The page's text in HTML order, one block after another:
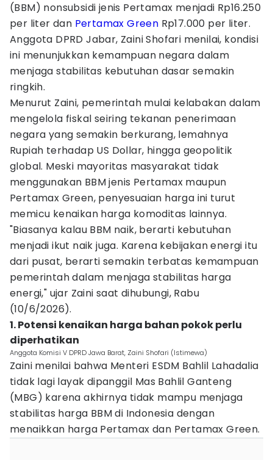
(BBM) nonsubsidi jenis Pertamax menjadi Rp16.250
per liter dan Pertamax Green Rp17.000 per liter.
Anggota DPRD Jabar, Zaini Shofari menilai, kondisi
ini menunjukkan kemampuan negara dalam
menjaga stabilitas kebutuhan dasar semakin
ringkih.
Menurut Zaini, pemerintah mulai kelabakan dalam
mengelola fiskal seiring tekanan penerimaan
negara yang semakin berkurang, lemahnya
Rupiah terhadap US Dollar, hingga geopolitik
global. Meski mayoritas masyarakat tidak
menggunakan BBM jenis Pertamax maupun
Pertamax Green, penyesuaian harga ini turut
memicu kenaikan harga komoditas lainnya.
"Biasanya kalau BBM naik, berarti kebutuhan
menjadi ikut naik juga. Karena kebijakan energi itu
dari pusat, berarti semakin terbatas kemampuan
pemerintah dalam menjaga stabilitas harga
energi," ujar Zaini saat dihubungi, Rabu
(10/6/2026).
1. Potensi kenaikan harga bahan pokok perlu
diperhatikan
Anggota Komisi V DPRD Jawa Barat, Zaini Shofari (Istimewa)
Zaini menilai bahwa Menteri ESDM Bahlil Lahadalia
tidak lagi layak dipanggil Mas Bahlil Ganteng
(MBG) karena akhirnya tidak mampu menjaga
stabilitas harga BBM di Indonesia dengan
menaikkan harga Pertamax dan Pertamax Green.